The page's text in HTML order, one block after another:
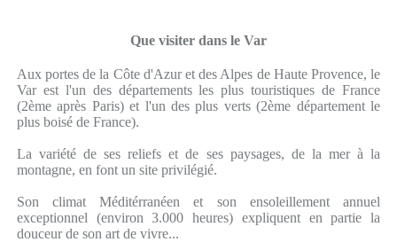
Que visiter dans le Var
Aux portes de la Côte d'Azur et des Alpes de Haute Provence, le
Var est l'un des départements les plus touristiques de France
(2ème après Paris) et l'un des plus verts (2ème département le
plus boisé de France).
La variété de ses reliefs et de ses paysages, de la mer à la
montagne, en font un site privilégié.
Son climat Méditérranéen et son ensoleillement annuel
exceptionnel (environ 3.000 heures) expliquent en partie la
douceur de son art de vivre...